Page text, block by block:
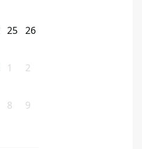
25 26
1 2
8 9